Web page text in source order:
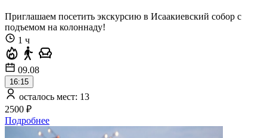
Приглашаем посетить экскурсию в Исаакиевский собор с
подъемом на колоннаду!
1 ч
09.08
16:15
осталось мест: 13
2500 ₽
Подробнее